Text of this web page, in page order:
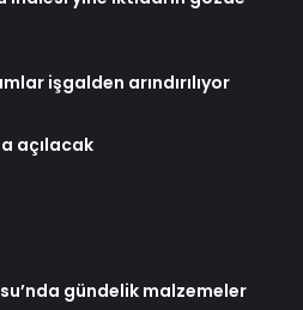
işgalden arındırılıyor
açılacak
gündelik malzemeler